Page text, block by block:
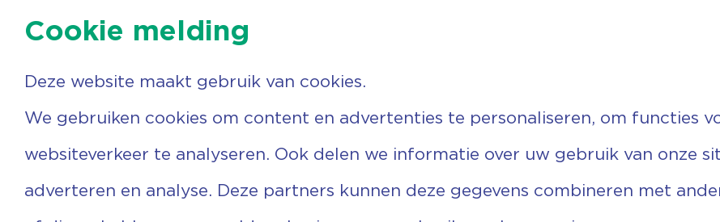
Agenda
Nieuwsbrief
Vrijwilligers
Steun ons
Contactgegevens
7731 PA Ommen
0529 455 767
info@vechtgenoten.nl
Fiscaal: 819280288
Rek.nr: NL85RABO0127579230
Cookie melding
Deze website maakt gebruik van cookies.
We gebruiken cookies om content en advertenties te personaliseren, om functies
websiteverkeer te analyseren. Ook delen we informatie over uw gebruik van onze
adverteren en analyse. Deze partners kunnen deze gegevens combineren met